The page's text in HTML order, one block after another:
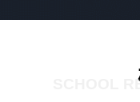
SCHOOL